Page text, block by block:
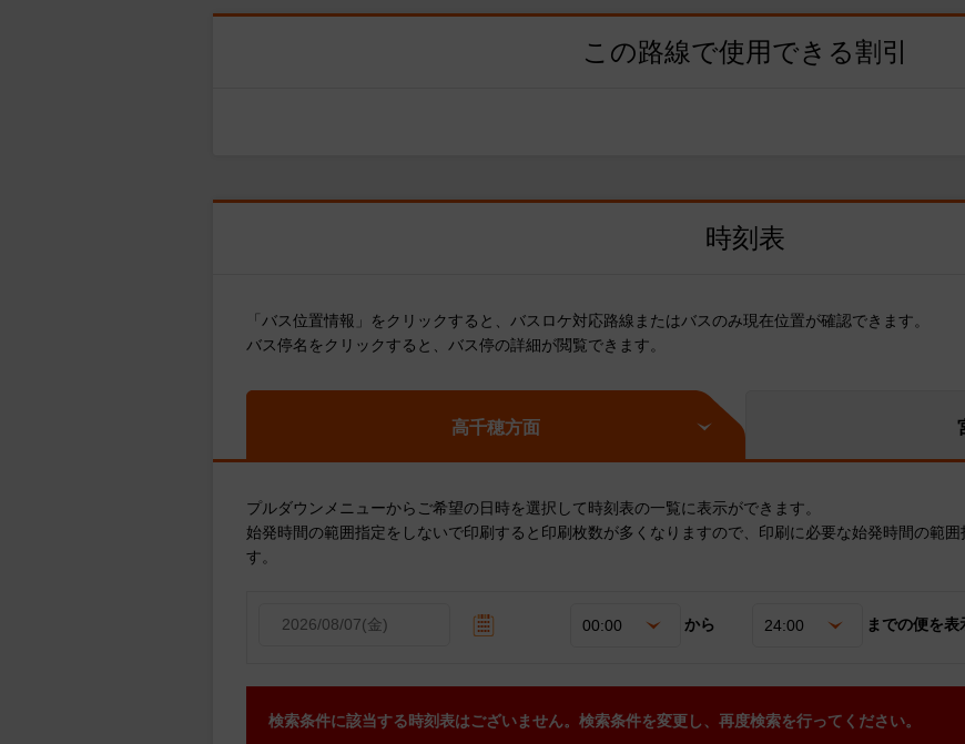
この路線で使用できる割引
時刻表
「バス位置情報」をクリックすると、バスロケ対応路線またはバスのみ現在位置が確認できます。
バス停名をクリックすると、バス停の詳細が閲覧できます。
高千穂方面
プルダウンメニューからご希望の日時を選択して時刻表の一覧に表示ができます。
始発時間の範囲指定をしないで印刷すると印刷枚数が多くなりますので、印刷に必要な始発時間の範
す。
から までの便を表
検索条件に該当する時刻表はございません。検索条件を変更し、再度検索を行ってください。